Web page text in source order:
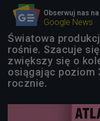
Obserwuj nas na
Google News
Światowa
rośnie. Szacuje
zwiększy się o
osiągając poziom
rocznie.